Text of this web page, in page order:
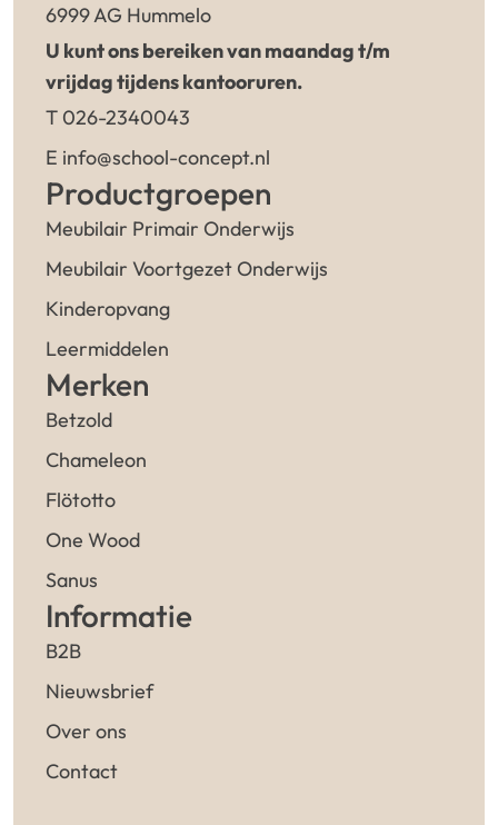
6999 AG Hummelo
U kunt ons bereiken van maandag t/m
vrijdag tijdens kantooruren.
T 026-2340043
E info@school-concept.nl
Productgroepen
Meubilair Primair Onderwijs
Meubilair Voortgezet Onderwijs
Kinderopvang
Leermiddelen
Merken
Betzold
Chameleon
Flötotto
One Wood
Sanus
Informatie
B2B
Nieuwsbrief
Over ons
Contact